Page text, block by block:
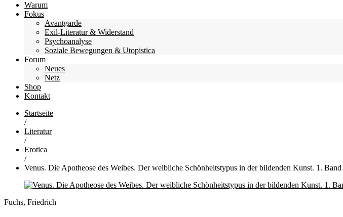
Warum
Fokus
Avantgarde
Exil-Literatur & Widerstand
Psychoanalyse
Soziale Bewegungen & Utopistica
Forum
Neues
Netz
Shop
Kontakt
Startseite
/
Literatur
/
Erotica
/
Venus. Die Apotheose des Weibes. Der weibliche Schönheitstypus in der bildenden Kunst. 1.
Fuchs, Friedrich